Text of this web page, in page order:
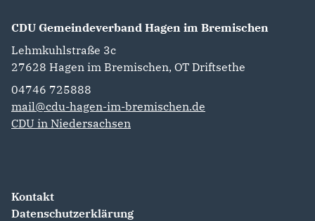
CDU Gemeindeverband Hagen im Bremischen
Lehmkuhlstraße 3c
27628 Hagen im Bremischen, OT Driftsethe
04746 725888‬
mail@cdu-hagen-im-bremischen.de
CDU in Niedersachsen
Kontakt
Datenschutzerklärung